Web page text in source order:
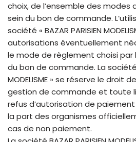
choix, de l’ensemble des modes
sein du bon de commande.
société « BAZAR PARISIEN
autorisations éventuellement
le mode de règlement choisi par
du bon de commande. La société
MODELISME » se réserve le droit
gestion de commande et toute
refus d’autorisation de
la part des organismes
cas de non paiement.